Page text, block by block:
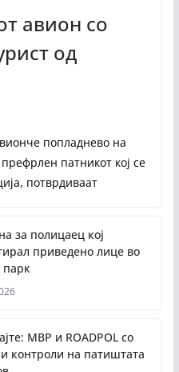
авион со
од
попладнево на
патникот кој се
потврдиваат
за полицаец кој
приведено лице во
парк
МВР и ROADPOL со
контроли на патиштата